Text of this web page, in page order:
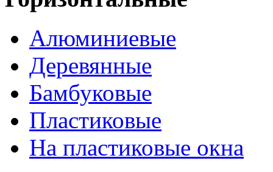
Алюминиевые
Деревянные
Бамбуковые
Пластиковые
На пластиковые окна